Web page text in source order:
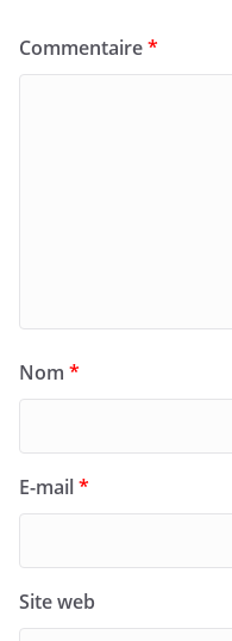
Commentaire*
Nom *
E-mail*
Site web